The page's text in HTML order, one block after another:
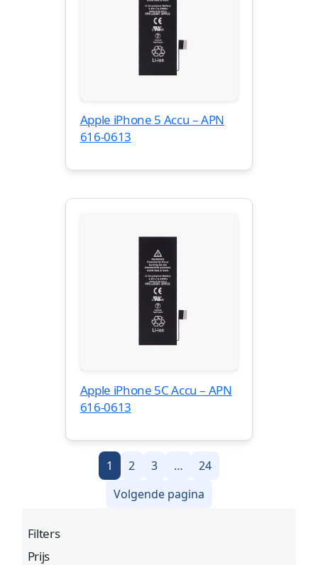
Apple iPhone 5 Accu – APN
616-0613
Apple iPhone 5C Accu – APN
616-0613
1 2 3 …
24
Volgende pagina
Filters
Prijs